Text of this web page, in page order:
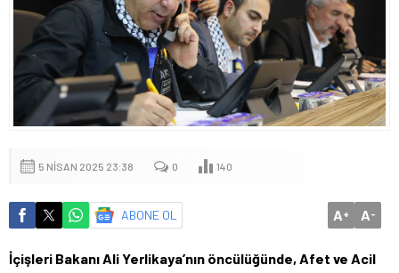
5 NISAN 2025 23:38 0 140
ABONE OL A+ A-
İçişleri Bakanı Ali Yerlikaya’nın öncülüğünde, Afet ve Acil